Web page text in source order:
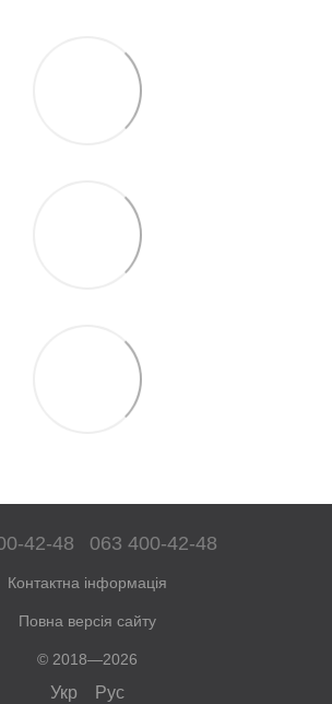
42-48 063 400-42-48
Контактна інформація
Повна версія сайту
© 2018—2026
Укр Рус